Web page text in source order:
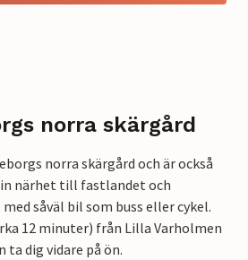
norra skärgård
norra skärgård och är också
närhet till fastlandet och
såväl bil som buss eller cykel.
12 minuter) från Lilla Varholmen
dig vidare på ön.